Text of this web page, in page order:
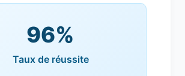
96%
Taux de réussite